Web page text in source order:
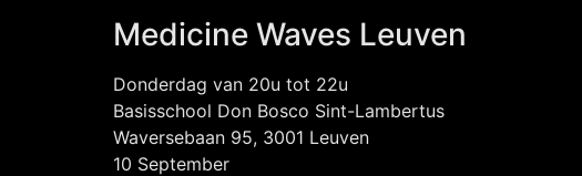
Medicine Waves Leuven
Donderdag van 20u tot 22u
Basisschool Don Bosco Sint-Lambertus
Waversebaan 95, 3001 Leuven
10 September